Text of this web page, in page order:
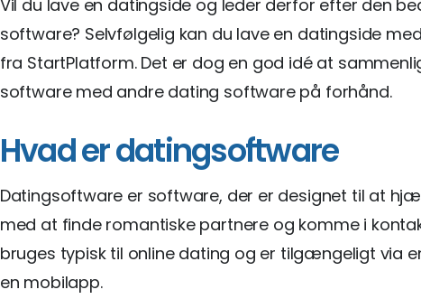
Vil du lave en datingside og leder derfor efter den
software? Selvfølgelig kan du lave en datingside
fra StartPlatform. Det er dog en god idé at
software med andre dating software på forhånd.
Hvad er datingsoftware
Datingsoftware er software, der er designet til at
med at finde romantiske partnere og komme i
bruges typisk til online dating og er tilgængeligt via
en mobilapp.